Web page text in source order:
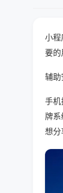
小程
要的
辅
手机
牌
想分